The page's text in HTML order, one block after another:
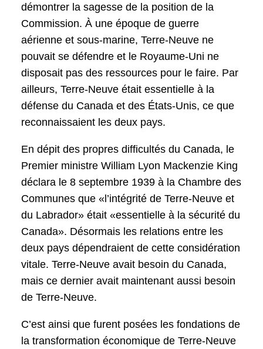
démontrer la sagesse de la position de la
Commission. À une époque de guerre
aérienne et sous-marine, Terre-Neuve ne
pouvait se défendre et le Royaume-Uni ne
disposait pas des ressources pour le faire. Par
ailleurs, Terre-Neuve était essentielle à la
défense du Canada et des États-Unis, ce que
reconnaissaient les deux pays.
En dépit des propres difficultés du Canada, le
Premier ministre William Lyon Mackenzie King
déclara le 8 septembre 1939 à la Chambre des
Communes que «l’intégrité de Terre-Neuve et
du Labrador» était «essentielle à la sécurité du
Canada». Désormais les relations entre les
deux pays dépendraient de cette considération
vitale. Terre-Neuve avait besoin du Canada,
mais ce dernier avait maintenant aussi besoin
de Terre-Neuve.
C’est ainsi que furent posées les fondations de
la transformation économique de Terre-Neuve